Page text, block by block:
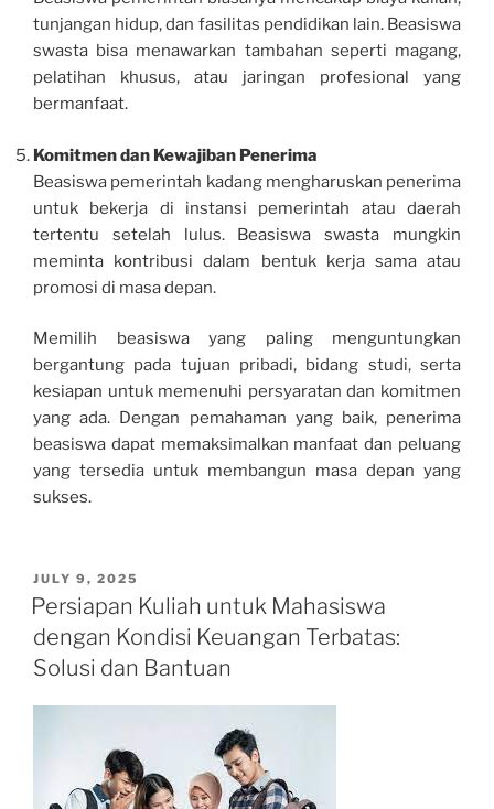
tunjangan hidup, dan fasilitas pendidikan lain. Beasiswa
swasta bisa menawarkan tambahan seperti magang,
pelatihan khusus, atau jaringan profesional yang
bermanfaat.
Komitmen dan Kewajiban Penerima
Beasiswa pemerintah kadang mengharuskan penerima
untuk bekerja di instansi pemerintah atau daerah
tertentu setelah lulus. Beasiswa swasta mungkin
meminta kontribusi dalam bentuk kerja sama atau
promosi di masa depan.
Memilih beasiswa yang paling menguntungkan
bergantung pada tujuan pribadi, bidang studi, serta
kesiapan untuk memenuhi persyaratan dan komitmen
yang ada. Dengan pemahaman yang baik, penerima
beasiswa dapat memaksimalkan manfaat dan peluang
yang tersedia untuk membangun masa depan yang
sukses.
POSTED
ON
JULY 9, 2025
Persiapan Kuliah untuk Mahasiswa
dengan Kondisi Keuangan Terbatas:
Solusi dan Bantuan